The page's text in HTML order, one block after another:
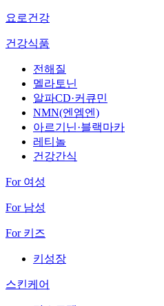
요로건강
건강식품
전해질
멜라토닌
알파CD·커큐민
NMN(엔엠엔)
아르기닌·블랙마카
레티놀
건강간식
For 여성
For 남성
For 키즈
키성장
스킨케어